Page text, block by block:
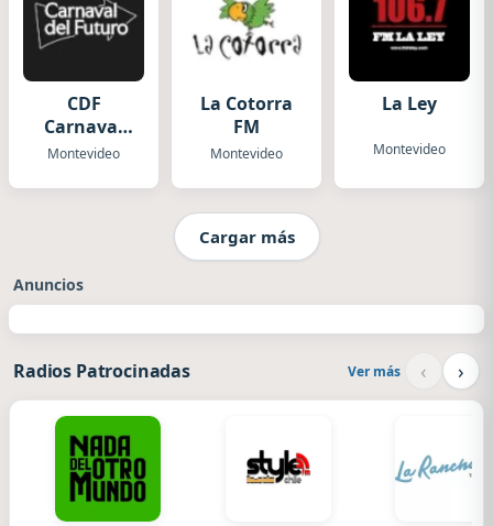
CDF
Carnaval
del Futuro
Montevideo
La Cotorra
FM
Montevideo
La Ley
Montevideo
Cargar más
Anuncios
Radios Patrocinadas Ver más ‹ ›